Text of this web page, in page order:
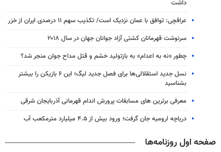
داشت
عراقچی: توافق با عمان نزدیک است/ تکذیب سهم ۱۱ درصدی ایران از خزر
سرنوشت قهرمانان کشتی آزاد جوانان جهان در سال ۲۰۱۸
چطور «نه به اعدام» به بازتولید خشم و قتل مداح جوان منجر شد؟
نسل جدید استقلالی‌ها برای فصل جدید لیگ؛ این ۶ بازیکن را بیشتر
بشناسید
معرفی برترین های مسابقات پرورش اندام قهرمانی آذربایجان شرقی
دریاچه ارومیه جان گرفت؛ ورود بیش از ۴.۵ میلیارد مترمکعب آب
صفحه اول روزنامه‌ها